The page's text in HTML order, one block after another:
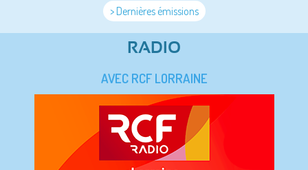
> Dernières émissions
RADIO
AVEC RCF LORRAINE